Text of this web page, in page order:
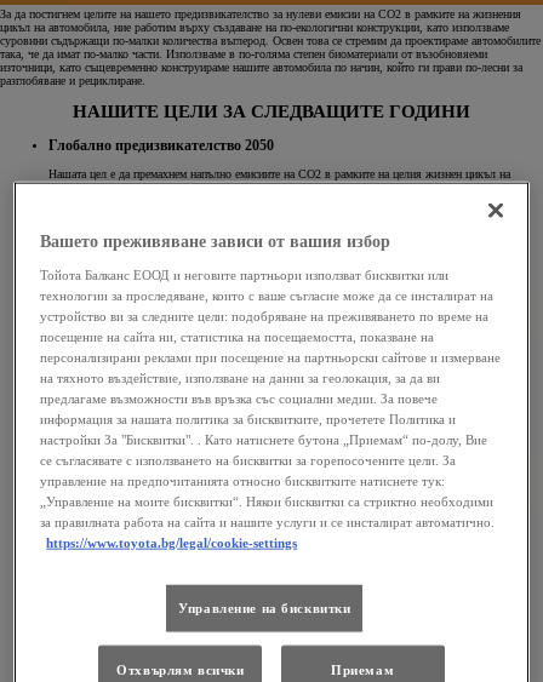
За да постигнем целите на нашето предизвикателство за нулеви емисии на CO2 в рамките на жизнения
цикъл на автомобила, ние работим върху създаване на по-екологични конструкции, като използваме
суровини съдържащи по-малки количества въглерод. Освен това се стремим да проектираме автомобилите
така, че да имат по-малко части. Използваме в по-голяма степен биоматериали от възобновяеми
източници, като същевременно конструираме нашите автомобила по начин, който ги прави по-лесни за
разглобяване и рециклиране.
НАШИТЕ ЦЕЛИ ЗА СЛЕДВАЩИТЕ ГОДИНИ
Глобално предизвикателство 2050
Нашата цел е да премахнем напълно емисиите на CO2 в рамките на целия жизнен цикъл на
автомобила.
Вашето преживяване зависи от вашия избор
Тойота Балканс ЕООД и неговите партньори използват бисквитки или
технологии за проследяване, които с ваше съгласие може да се инсталират на
устройство ви за следните цели: подобряване на преживяването по време на
посещение на сайта ни, статистика на посещаемостта, показване на
персонализирани реклами при посещение на партньорски сайтове и измерване
на тяхното въздействие, използване на данни за геолокация, за да ви
предлагаме възможности във връзка със социални медии. За повече
информация за нашата политика за бисквитките, прочетете Политика и
настройки За "Бисквитки". . Като натиснете бутона „Приемам“ по-долу, Вие
се съгласявате с използването на бисквитки за горепосочените цели. За
управление на предпочитанията относно бисквитките натиснете тук:
„Управление на моите бисквитки“. Някои бисквитки са стриктно необходими
за правилната работа на сайта и нашите услуги и се инсталират автоматично.
https://www.toyota.bg/legal/cookie-settings
Управление на бисквитки
Отхвърлям всички Приемам